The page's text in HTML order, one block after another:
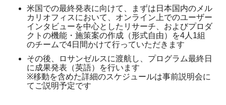
米国での最終発表に向けて、まずは日本国内のメル
カリオフィスにおいて、オンライン上でのユーザー
インタビューを中心としたリサーチ、およびプロダ
クトの機能・施策案の作成（形式自由）を4人1組
のチームで4日間かけて行っていただきます
その後、ロサンゼルスに渡航し、プログラム最終日
に成果発表（英語）を行います
※移動を含めた詳細のスケジュールは事前説明会に
てご説明予定です